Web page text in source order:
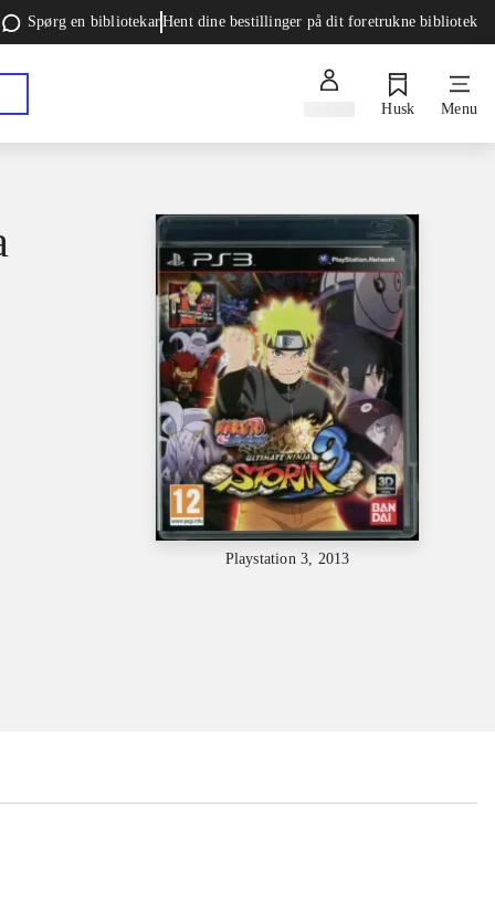
Spørg en bibliotekarHent dine bestillinger på dit foretrukne bibliotek
Husk Menu
Playstation 3, 2013